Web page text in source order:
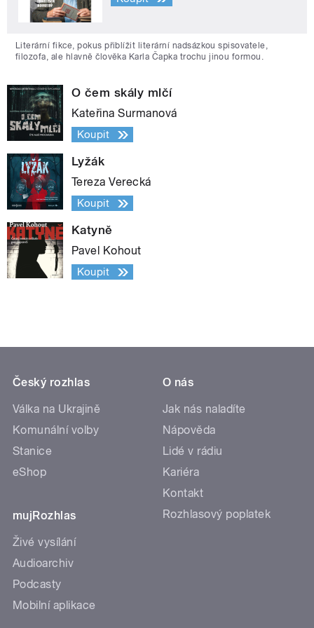
Literární fikce, pokus přiblížit literární nadsázkou spisovatele,
filozofa, ale hlavně člověka Karla Čapka trochu jinou formou.
O čem skály mlčí
Kateřina Surmanová
Koupit
Lyžák
Tereza Verecká
Koupit
Katyně
Pavel Kohout
Koupit
Český rozhlas
Válka na Ukrajině
Komunální volby
Stanice
eShop
mujRozhlas
Živé vysílání
Audioarchiv
Podcasty
Mobilní aplikace
O nás
Jak nás naladíte
Nápověda
Lidé v rádiu
Kariéra
Kontakt
Rozhlasový poplatek